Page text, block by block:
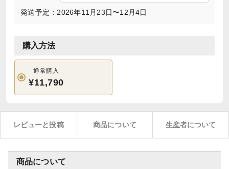
発送予定：2026年11月23日〜12月4日
購入方法
通常購入
¥11,790
レビューと投稿 商品について 生産者について
商品について